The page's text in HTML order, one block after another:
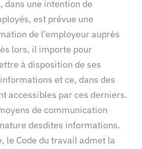
dans une intention de
est prévue une
de l’employeur auprès
lors, il importe pour
à disposition de ses
et ce, dans des
accessibles par ces derniers.
de communication
desdites informations.
le Code du travail admet la